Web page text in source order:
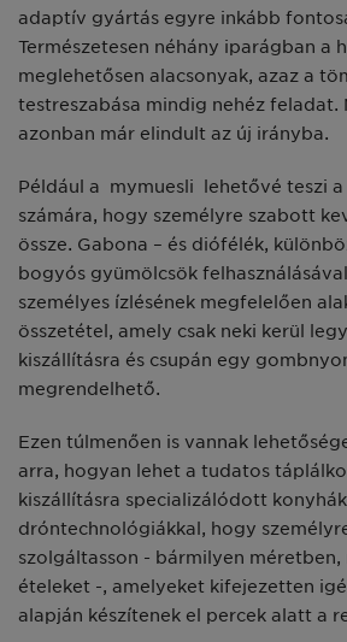
adaptív gyártás egyre inkább
Természetesen néhány iparágban a
meglehetősen alacsonyak, azaz a
testreszabása mindig nehéz feladat.
azonban már elindult az új irányba.
Például a mymuesli lehetővé teszi
számára, hogy személyre szabott
össze. Gabona – és diófélék,
bogyós gyümölcsök
személyes ízlésének megfelelően
összetétel, amely csak neki kerül
kiszállításra és csupán egy
megrendelhető.
Ezen túlmenően is vannak
arra, hogyan lehet a tudatos
kiszállításra specializálódott
dróntechnológiákkal, hogy
szolgáltasson - bármilyen
ételeket -, amelyeket kifejezetten
alapján készítenek el percek alatt a